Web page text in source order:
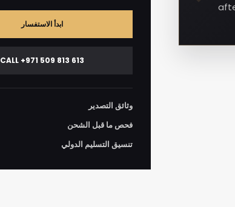
ابدأ الاستفسار
CALL +971 509 813 613
وثائق التصدير
فحص ما قبل الشحن
تنسيق التسليم الدولي